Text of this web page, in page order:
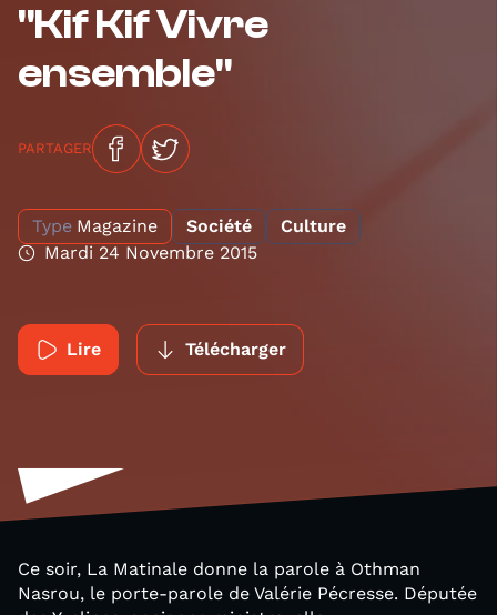
"Kif Kif Vivre
ensemble"
PARTAGER
Type Magazine Société
Culture
Mardi 24 Novembre 2015
Lire Télécharger
Ce soir, La Matinale donne la parole à Othman
Nasrou, le porte-parole de Valérie Pécresse. Députée